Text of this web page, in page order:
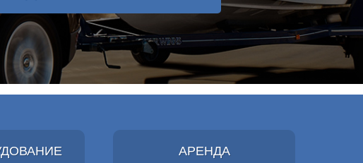
АРЕНДА